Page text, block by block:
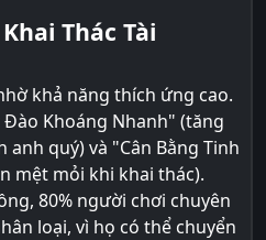
Thác Tài
khả năng thích ứng cao.
Khoáng Nhanh" (tăng
anh quý) và "Cân Bằng Tinh
mệt mỏi khi khai thác).
80% người chơi chuyên
loại, vì họ có thể chuyển